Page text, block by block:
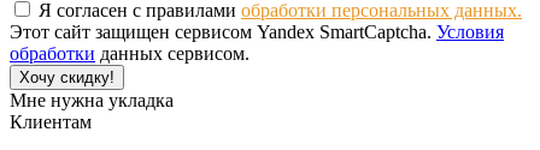
Я согласен с правилами обработки персональных данных.
Этот сайт защищен сервисом Yandex SmartCaptcha. Условия
обработки данных сервисом.
Хочу скидку!
Мне нужна укладка
Клиентам